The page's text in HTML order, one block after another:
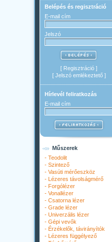
Belépés és regisztráció
E-mail cím
Jelszó
[ Regisztráció ]
[ Jelszó emlékeztető]
Hírlevél feliratkozás
E-mail cím
Műszerek
- Teodolit
- Szintező
- Vasúti mérőeszköz
- Lézeres távolságmérő
- Forgólézer
- Vonallézer
- Csatorna lézer
- Grade lézer
- Univerzális lézer
- Gépi vevők
- Érzékelők, távirányítók
- Lézeres függélyező